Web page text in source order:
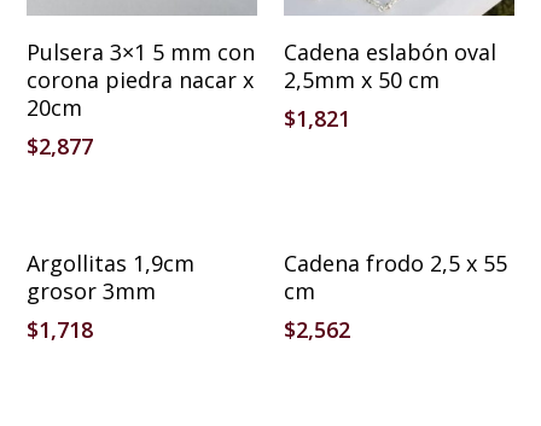
Pulsera 3×1 5 mm con
corona piedra nacar x
20cm
$2,877
Añadir Al Carrito
Cadena eslabón oval
2,5mm x 50 cm
$1,821
Añadir Al Carrito
Argollitas 1,9cm
grosor 3mm
$1,718
Añadir Al Carrito
Cadena frodo 2,5 x 55
cm
$2,562